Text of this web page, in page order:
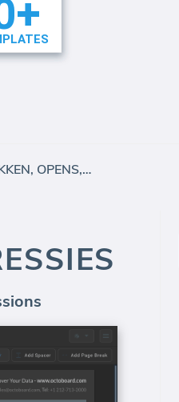
LINKEDIN ADS VIRALE KLIKKEN, OPENS, IMPRESSIES